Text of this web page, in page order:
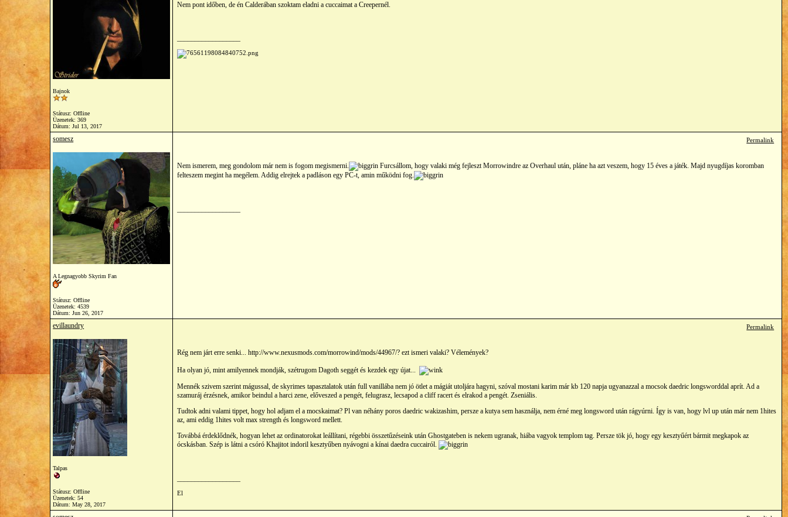
Bajnok
Státusz: Offline
Üzenetek: 369
Dátum:Jul 13, 2017
Nem pont időben, de én Calderában szoktam eladni a cuccaimat a Creepernél.
somesz
A Legnagyobb Skyrim Fan
Státusz: Offline
Üzenetek: 4539
Dátum:Jun 26, 2017
Permalink
Nem ismerem, meg gondolom már nem is fogom megismerni.
Furcsállom, hogy valaki még fejleszt Morrowindre az Overhaul után, pláne ha azt veszem, hogy 15 éves a játék. Majd nyugdíjas koromban
felteszem megint ha megélem. Addig elrejtek a padláson egy PC-t, amin működni fog.
evillaundry
Talpas
Státusz: Offline
Üzenetek: 54
Dátum:May 28, 2017
Permalink
Rég nem járt erre senki... http://www.nexusmods.com/morrowind/mods/44967/? ezt ismeri valaki? Vélemények?
Ha olyan jó, mint amilyennek mondják, szétrugom Dagoth seggét és kezdek egy újat...
Mennék szivem szerint mágussal, de skyrimes tapasztalatok után full vanillába nem jó ötlet a mágiát utoljára hagyni, szóval mostani karim már kb 120 napja ugyanazzal a mocsok daedric longsworddal aprít. Ad a
szamuráj érzésnek, amikor beindul a harci zene, előveszed a pengét, felugrasz, lecsapod a cliff racert és elrakod a pengét. Zseniális.
Tudtok adni valami tippet, hogy hol adjam el a mocskaimat? Pl van néhány poros daedric wakizashim, persze a kutya sem használja, nem érné meg longsword után rágyúrni. Így is van, hogy lvl up után már nem 1hites
az, ami eddig 1hites volt max strength és longsword mellett.
Továbbá érdeklődnék, hogyan lehet az ordinatorokat leállítani, régebbi összetűzéseink után Ghostgateben is nekem ugranak, hiába vagyok templom tag. Persze tök jó, hogy egy kesztyűért bármit megkapok az
ócskásban. Szép is látni a csóró Khajitot indoril kesztyűben nyávogni a kínai daedra cuccairól.
El